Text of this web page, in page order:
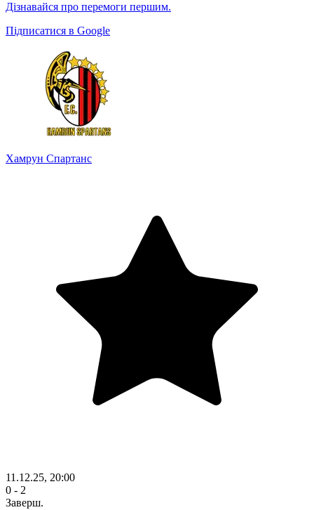
Дізнавайся про перемоги першим.
Підписатися в Google
Хамрун Спартанс
11.12.25, 20:00
0 - 2
Заверш.